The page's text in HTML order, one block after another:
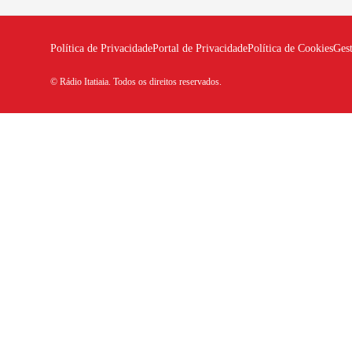
Política de PrivacidadePortal de PrivacidadePolítica de Cookies
© Rádio Itatiaia. Todos os direitos reservados.